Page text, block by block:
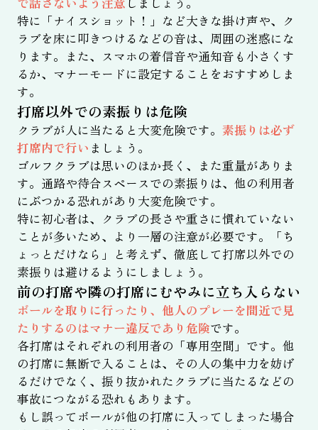
特に「ナイスショット！」など大きな掛け声や、ク
ラブを床に叩きつけるなどの音は、周囲の迷惑にな
ります。また、スマホの着信音や通知音も小さくす
るか、マナーモードに設定することをおすすめしま
す。
打席以外での素振りは危険
クラブが人に当たると大変危険です。 素振りは必ず
打席内で行い ましょう。
ゴルフクラブは思いのほか長く、また重量がありま
す。通路や待合スペースでの素振りは、他の利用者
にぶつかる恐れがあり大変危険です。
特に初心者は、クラブの長さや重さに慣れていない
ことが多いため、より一層の注意が必要です。「ち
ょっとだけなら」と考えず、徹底して打席以外での
素振りは避けるようにしましょう。
前の打席や隣の打席にむやみに立ち入らない
ボールを取りに行ったり、他人のプレーを間近で見
たりするのはマナー違反であり危険です。
各打席はそれぞれの利用者の「専用空間」です。他
の打席に無断で入ることは、その人の集中力を妨げ
るだけでなく、振り抜かれたクラブに当たるなどの
事故につながる恐れもあります。
もし誤ってボールが他の打席に入ってしまった場合